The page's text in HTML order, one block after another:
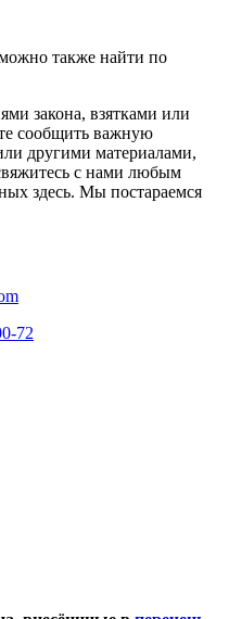
также найти по
закона, взятками или
сообщить важную
другими материалами,
с нами любым
здесь. Мы постараемся
72